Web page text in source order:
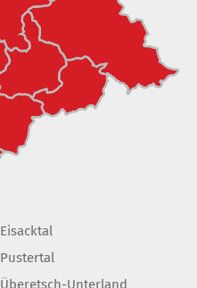
Eisacktal
Pustertal
Überetsch-Unterland